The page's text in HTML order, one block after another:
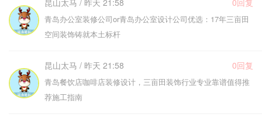
昆山太马 / 昨天 21:58 0回复
青岛办公室装修公司or青岛办公室设计公司优选：17年三亩田
空间装饰铸就本土标杆
昆山太马 / 昨天 21:58 0回复
青岛餐饮店咖啡店装修设计，三亩田装饰行业专业靠谱值得推
荐施工指南